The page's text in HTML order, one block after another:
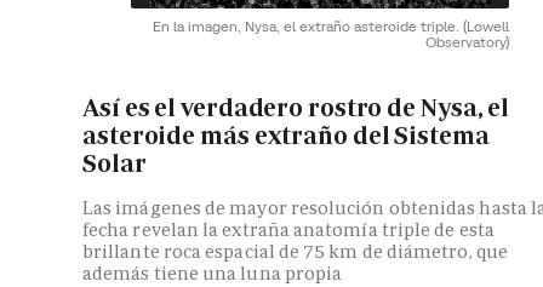
En la imagen, Nysa, el extraño asteroide triple. (Lowell
Observatory)
Así es el verdadero rostro de Nysa, el
asteroide más extraño del Sistema
Solar
Las imágenes de mayor resolución obtenidas hasta
fecha revelan la extraña anatomía triple de esta
brillante roca espacial de 75 km de diámetro, que
además tiene una luna propia